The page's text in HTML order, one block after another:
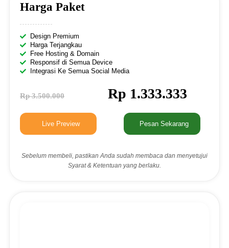
Harga Paket
Design Premium
Harga Terjangkau
Free Hosting & Domain
Responsif di Semua Device
Integrasi Ke Semua Social Media
Rp 3.500.000 Rp 1.333.333
Live Preview Pesan Sekarang
Sebelum membeli, pastikan Anda sudah membaca dan menyetujui
Syarat & Ketentuan yang berlaku.